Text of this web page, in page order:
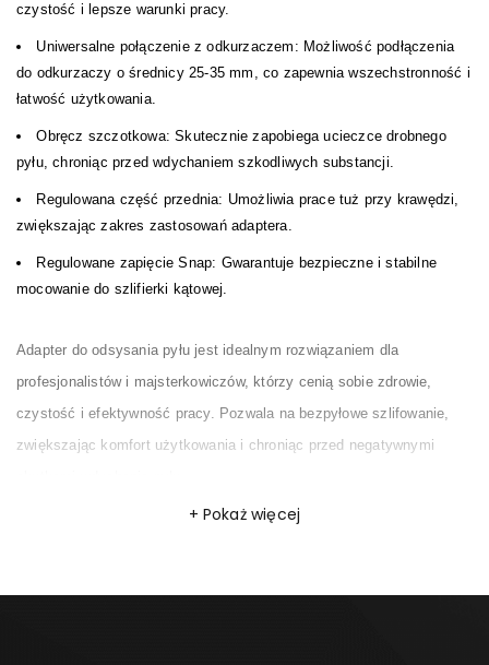
czystość i lepsze warunki pracy.
Uniwersalne połączenie z odkurzaczem: Możliwość podłączenia
do odkurzaczy o średnicy 25-35 mm, co zapewnia wszechstronność i
łatwość użytkowania.
Obręcz szczotkowa: Skutecznie zapobiega ucieczce drobnego
pyłu, chroniąc przed wdychaniem szkodliwych substancji.
Regulowana część przednia: Umożliwia prace tuż przy krawędzi,
zwiększając zakres zastosowań adaptera.
Regulowane zapięcie Snap: Gwarantuje bezpieczne i stabilne
mocowanie do szlifierki kątowej.
Adapter do odsysania pyłu jest idealnym rozwiązaniem dla
profesjonalistów i majsterkowiczów, którzy cenią sobie zdrowie,
czystość i efektywność pracy. Pozwala na bezpyłowe szlifowanie,
zwiększając komfort użytkowania i chroniąc przed negatywnymi
Pokaż więcej